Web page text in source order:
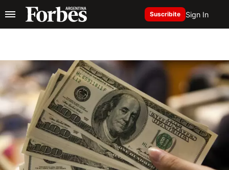
Suscribite Sign In